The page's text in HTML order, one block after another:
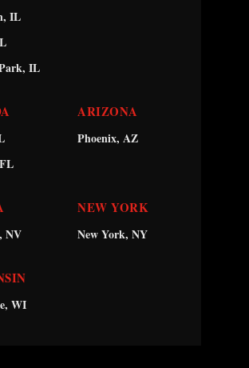
IL
IL
ARIZONA
Phoenix, AZ
NV
NEW YORK
New York, NY
WI